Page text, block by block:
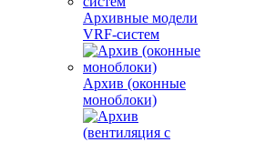
Архивные модели
VRF-систем
Архив (оконные
моноблоки)